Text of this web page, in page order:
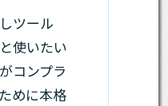
ツール
使いたい
コンプラ
めに本格